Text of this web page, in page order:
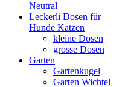
Neutral
Leckerli Dosen für
Hunde Katzen
kleine Dosen
grosse Dosen
Garten
Gartenkugel
Garten Wichtel